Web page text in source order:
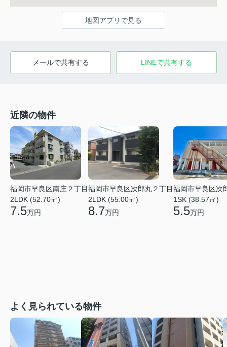
地図アプリで見る
メールで共有する LINEで共有する
近隣の物件
福岡市早良区南庄２丁目
2LDK (52.70㎡)
7.5万円
福岡市早良区次郎丸２丁目
2LDK (55.00㎡)
8.7万円
福岡市早良区次
1SK (38.57㎡)
5.5万円
よく見られている物件